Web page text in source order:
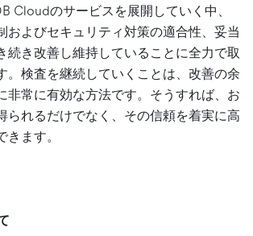
Cloudのサービスを展開していく中、
およびセキュリティ対策の適合性、妥当
続き改善し維持していることに全力で取
。検査を継続していくことは、改善の余
非常に有効な方法です。そうすれば、お
られるだけでなく、その信頼を着実に高
ます。